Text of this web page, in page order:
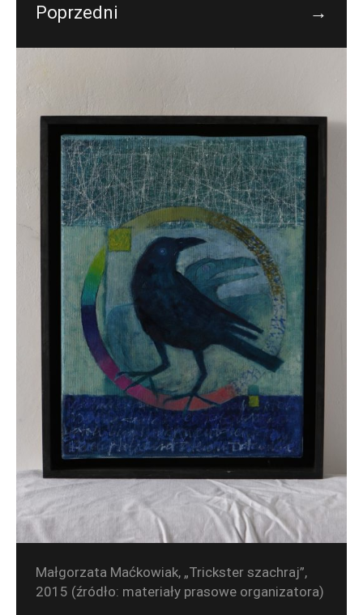
Poprzedni
→
Małgorzata Maćkowiak, „Trickster szachraj”,
2015 (źródło: materiały prasowe organizatora)